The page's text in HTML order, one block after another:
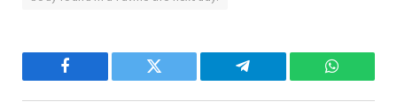
Facebook Twitter Telegram